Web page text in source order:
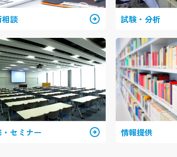
談 arrow_circle_right 試験・分析
セミナー arrow_circle_right 情報提供